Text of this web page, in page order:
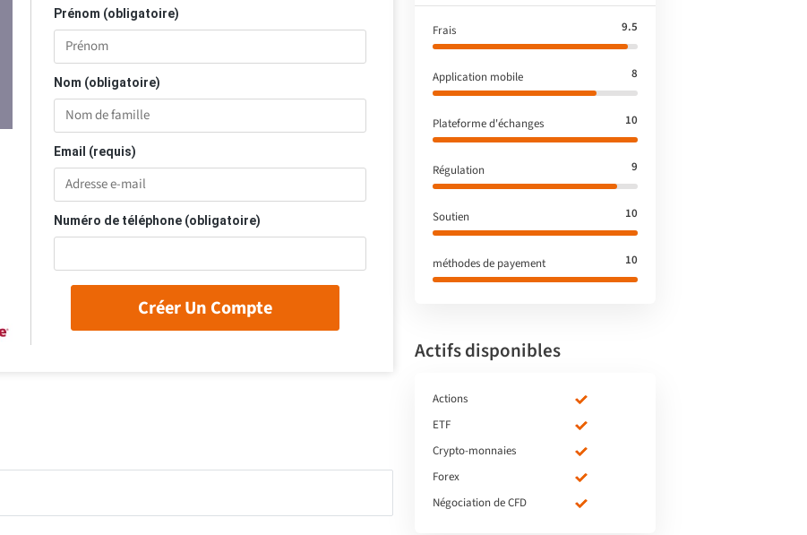
Prénom (obligatoire)
Nom (obligatoire)
Email (requis)
Numéro de téléphone (obligatoire)
Créer Un Compte
Frais 9.5
Application mobile 8
Plateforme d'échanges 10
Régulation 9
Soutien 10
méthodes de payement 10
Actifs disponibles
Actions
ETF
Crypto-monnaies
Forex
Négociation de CFD